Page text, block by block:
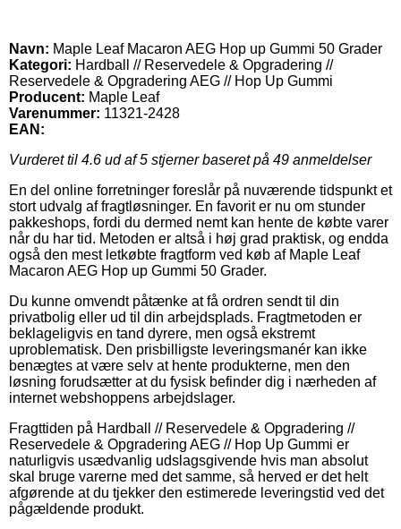
Navn: Maple Leaf Macaron AEG Hop up Gummi 50 Grader
Kategori: Hardball // Reservedele & Opgradering //
Reservedele & Opgradering AEG // Hop Up Gummi
Producent: Maple Leaf
Varenummer: 11321-2428
EAN:
Vurderet til 4.6 ud af 5 stjerner baseret på 49 anmeldelser
En del online forretninger foreslår på nuværende tidspunkt et
stort udvalg af fragtløsninger. En favorit er nu om stunder
pakkeshops, fordi du dermed nemt kan hente de købte varer
når du har tid. Metoden er altså i høj grad praktisk, og endda
også den mest letkøbte fragtform ved køb af Maple Leaf
Macaron AEG Hop up Gummi 50 Grader.
Du kunne omvendt påtænke at få ordren sendt til din
privatbolig eller ud til din arbejdsplads. Fragtmetoden er
beklageligvis en tand dyrere, men også ekstremt
uproblematisk. Den prisbilligste leveringsmanér kan ikke
benægtes at være selv at hente produkterne, men den
løsning forudsætter at du fysisk befinder dig i nærheden af
internet webshoppens arbejdslager.
Fragttiden på Hardball // Reservedele & Opgradering //
Reservedele & Opgradering AEG // Hop Up Gummi er
naturligvis usædvanlig udslagsgivende hvis man absolut
skal bruge varerne med det samme, så herved er det helt
afgørende at du tjekker den estimerede leveringstid ved det
pågældende produkt.